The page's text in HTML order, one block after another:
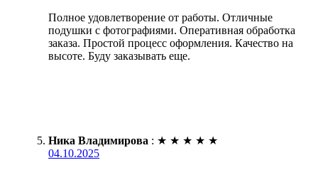
Полное удовлетворение от работы. Отличные
подушки с фотографиями. Оперативная обработка
заказа. Простой процесс оформления. Качество на
высоте. Буду заказывать еще.
Ника Владимирова : ★ ★ ★ ★ ★
04.10.2025